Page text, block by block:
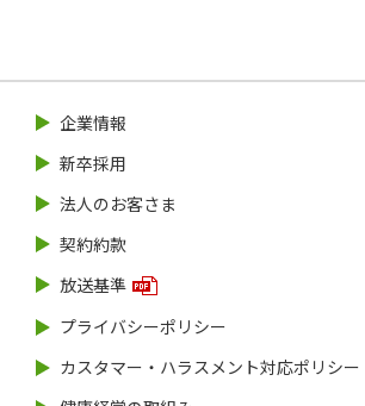
企業情報
新卒採用
法人のお客さま
契約約款
放送基準
プライバシーポリシー
カスタマー・ハラスメント対応ポリシー